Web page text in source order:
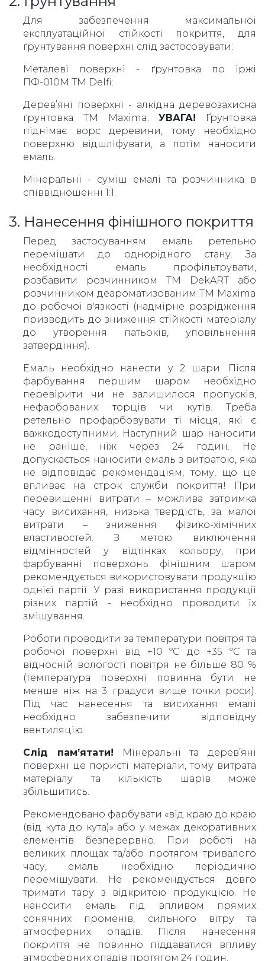
Для забезпечення максимальної
експлуатаційної стійкості покриття, для
ґрунтування поверхні слід застосовувати:
Металеві поверхні - ґрунтовка по іржі
ПФ-010М ТМ Delfi;
Дерев’яні поверхні - алкідна деревозахисна
ґрунтовка ТМ Maxima.УВАГА! Ґрунтовка
піднімає ворс деревини, тому необхідно
поверхню відшліфувати, а потім наносити
емаль.
Мінеральні - суміш емалі та розчинника в
співвідношенні 1:1.
3. Нанесення фінішного покриття
Перед застосуванням емаль ретельно
перемішати до однорідного стану. За
необхідності емаль профільтрувати,
розбавити розчинником ТМ DekART або
розчинником деароматизованим ТМ Maxima
до робочої в'язкості (надмірне розрідження
призводить до зниження стійкості матеріалу
до утворення патьоків, уповільнення
затвердіння).
Емаль необхідно нанести у 2 шари. Після
фарбування першим шаром необхідно
перевірити чи не залишилося пропусків,
нефарбованих торців чи кутів. Треба
ретельно профарбовувати ті місця, які є
важкодоступними. Наступний шар наносити
не раніше, ніж через 24 годин. Не
допускається наносити емаль з витратою, яка
не відповідає рекомендаціям, тому, що це
впливає на строк служби покриття! При
перевищенні витрати – можлива затримка
часу висихання, низька твердість, за малої
витрати – зниження фізико-хімічних
властивостей. З метою виключення
відмінностей у відтінках кольору, при
фарбуванні поверхонь фінішним шаром
рекомендується використовувати продукцію
однієї партії. У разі використання продукції
різних партій - необхідно проводити їх
змішування.
Роботи проводити за температури повітря та
робочої поверхні від +10 ºС до +35 ºС та
відносній вологості повітря не більше 80 %
(температура поверхні повинна бути не
менше ніж на 3 градуси вище точки роси).
Під час нанесення та висихання емалі
необхідно забезпечити відповідну
вентиляцію.
Слід пам’ятати! Мінеральні та дерев’яні
поверхні це пористі матеріали, тому витрата
матеріалу та кількість шарів може
збільшитись.
Рекомендовано фарбувати «від краю до краю
(від кута до кута)» або у межах декоративних
елементів безперервно. При роботі на
великих площах та/або протягом тривалого
часу, емаль необхідно періодично
перемішувати. Не рекомендується довго
тримати тару з відкритою продукцією. Не
наносити емаль під впливом прямих
сонячних променів, сильного вітру та
атмосферних опадів. Після нанесення
покриття не повинно піддаватися впливу
атмосферних опадів протягом 24 годин.